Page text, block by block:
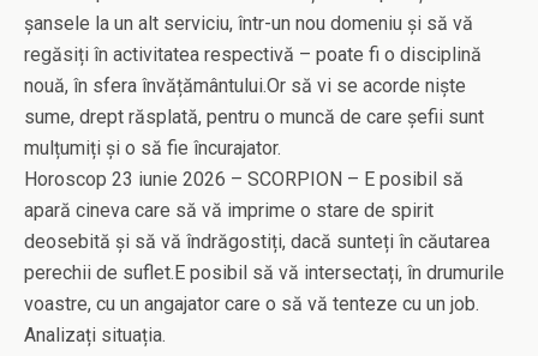
șansele la un alt serviciu, într-un nou domeniu și să vă
regăsiți în activitatea respectivă – poate fi o disciplină
nouă, în sfera învățământului.Or să vi se acorde niște
sume, drept răsplată, pentru o muncă de care șefii sunt
mulțumiți și o să fie încurajator.
Horoscop 23 iunie 2026 – SCORPION – E posibil să
apară cineva care să vă imprime o stare de spirit
deosebită și să vă îndrăgostiți, dacă sunteți în căutarea
perechii de suflet.E posibil să vă intersectați, în drumurile
voastre, cu un angajator care o să vă tenteze cu un job.
Analizați situația.